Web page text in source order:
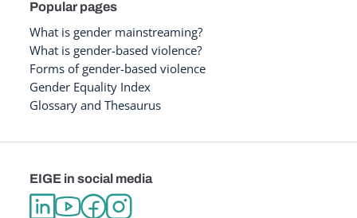
Popular pages
What is gender mainstreaming?
What is gender-based violence?
Forms of gender-based violence
Gender Equality Index
Glossary and Thesaurus
EIGE in social media